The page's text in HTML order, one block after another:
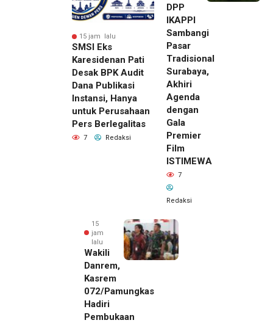
15 jam lalu
SMSI Eks
Karesidenan Pati
Desak BPK Audit
Dana Publikasi
Instansi, Hanya
untuk Perusahaan
Pers Berlegalitas
7 Redaksi
DPP
IKAPPI
Sambangi
Pasar
Tradisional
Surabaya,
Akhiri
Agenda
dengan
Gala
Premier
Film
ISTIMEWA
7
Redaksi
15
jam
lalu
Wakili
Danrem,
Kasrem
072/Pamungkas
Hadiri
Pembukaan